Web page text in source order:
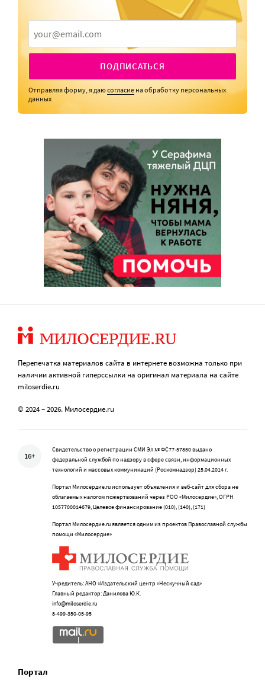
ПОДПИСАТЬСЯ
Отправляя форму, я даюсогласие на обработку персональных
данных
Перепечатка материалов сайта в интернете возможна только при
наличии активной гиперссылки на оригинал материала на сайте
miloserdie.ru
© 2024 – 2026. Милосердие.ru
16+
Свидетельство о регистрации СМИ Эл № ФС77-57850 выдано
федеральной службой по надзору в сфере связи, информационных
технологий и массовых коммуникаций (Роскомнадзор) 25.04.2014 г.
Портал Милосердие.ru использует объявления и веб-сайт для сбора не
облагаемых налогом пожертвований через РОО «Милосердие», ОГРН
1057700014679, Целевое финансирование (010), (140), (171)
Портал Милосердие.ru является одним из проектов Православной службы
помощи «Милосердие»
Учредитель: АНО «Издательский центр «Нескучный сад»
Главный редактор: Данилова Ю.К.
info@miloserdie.ru
8-499-350-05-95
Портал